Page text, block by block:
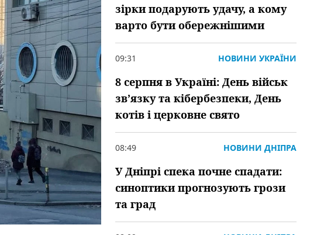
зірки подарують удачу, а кому
варто бути обережнішими
09:31 НОВИНИ УКРАЇНИ
8 серпня в Україні: День військ
зв’язку та кібербезпеки, День
котів і церковне свято
08:49 НОВИНИ ДНІПРА
У Дніпрі спека почне спадати:
синоптики прогнозують грози
та град